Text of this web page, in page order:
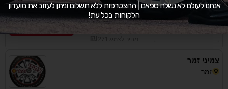
סה"כ:
₪
₪
צמיגי זמר
זמר
אנחנו לעולם לא נשלח ספאם | ההצטרפות ללא תשלום וניתן לעזוב את מועדון
הלקוחות בכל עת!